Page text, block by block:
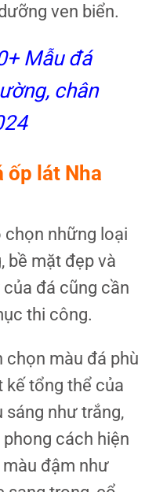
ven biển.
Mẫu đá
chân
ốp lát Nha
chọn những loại
bề mặt đẹp và
đá cũng cần
thi công.
chọn màu đá phù
kế tổng thể của
sáng như trắng,
cách hiện
màu đậm như